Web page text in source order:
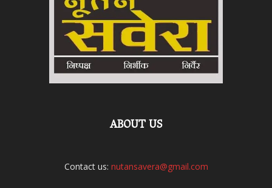
ABOUT US
Contact us: nutansavera@gmail.com